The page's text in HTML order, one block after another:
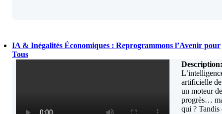
IA & Inégalités Économiques : Reprogrammons l’Avenir pour
Tous
Description:
artificielle
un moteur de
progrès…
qui ? Tandis